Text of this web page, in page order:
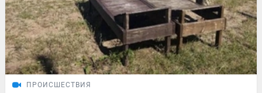
ПРОИСШЕСТВИЯ